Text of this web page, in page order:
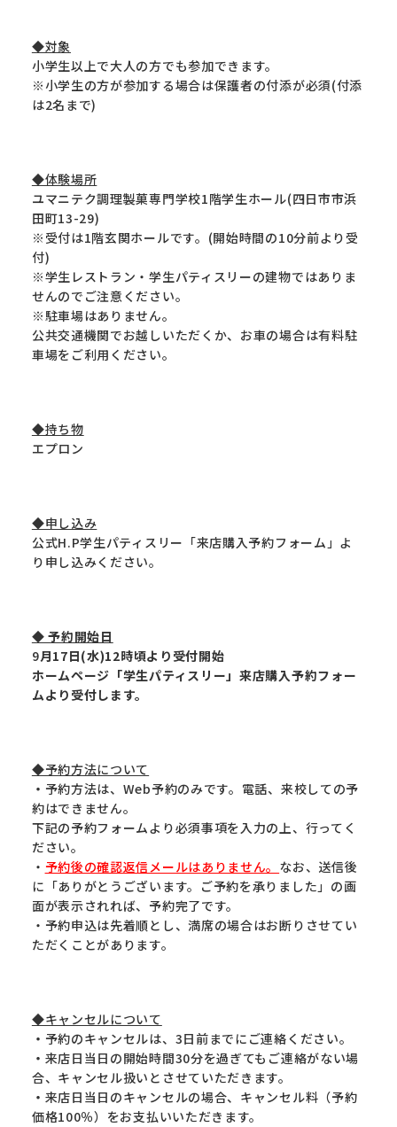
◆対象
小学生以上で大人の方でも参加できます。
※小学生の方が参加する場合は保護者の付添が必須(付添
は2名まで)
◆体験場所
ユマニテク調理製菓専門学校1階学生ホール(四日市市浜
田町13-29)
※受付は1階玄関ホールです。(開始時間の10分前より受
付)
※学生レストラン・学生パティスリーの建物ではありま
せんのでご注意ください。
※駐車場はありません。
公共交通機関でお越しいただくか、お車の場合は有料駐
車場をご利用ください。
◆持ち物
エプロン
◆申し込み
公式H.P学生パティスリー「来店購入予約フォーム」よ
り申し込みください。
◆ 予約開始日
9月17日(水)12時頃より受付開始
ホームページ「学生パティスリー」来店購入予約フォー
ムより受付します。
◆予約方法について
・ 予約方法は、Web予約のみです。電話、来校しての予
約はできません。
下記の予約フォームより必須事項を入力の上、行ってく
ださい。
・ 予約後の確認返信メールはありません。 なお、送信後
に「ありがとうございます。ご予約を承りました」の画
面が表示されれば、予約完了です。
・予約申込は先着順とし、満席の場合はお断りさせてい
ただくことがあります。
◆キャンセルについて
・ 予約のキャンセルは、3日前までにご連絡ください。
・ 来店日当日の開始時間30分を過ぎてもご連絡がない場
合、キャンセル扱いとさせていただきます。
・ 来店日当日のキャンセルの場合、キャンセル料（予約
価格100％）をお支払いいただきます。